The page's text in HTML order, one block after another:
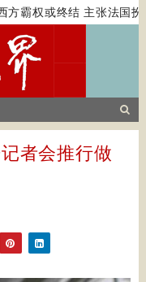
霸权或终结 主张法国扮
者会推行做